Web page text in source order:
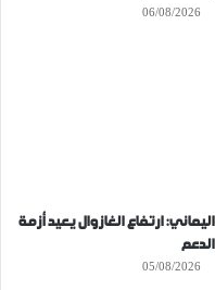
06/08/2026
اليماني: ارتفاع الغازوال يعيد أزمة
الدعم
05/08/2026